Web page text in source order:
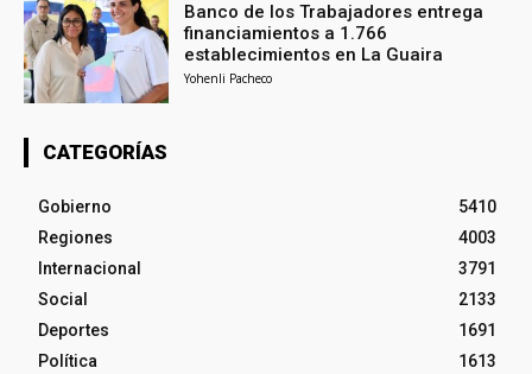
Banco de los Trabajadores entrega
financiamientos a 1.766
establecimientos en La Guaira
Yohenli Pacheco
CATEGORÍAS
Gobierno
5410
Regiones
4003
Internacional
3791
Social
2133
Deportes
1691
Política
1613